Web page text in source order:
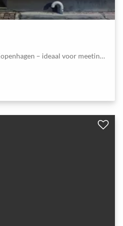
Creatieve galerie in hartje Kopenhagen – ideaal voor meetings en showrooms